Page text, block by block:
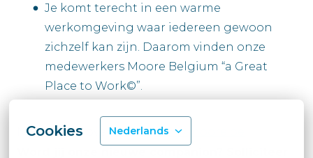
Cookies Nederlands
Je komt terecht in een warme
werkomgeving waar iedereen gewoon
zichzelf kan zijn. Daarom vinden onze
medewerkers Moore Belgium “a Great
Place to Work©”.
Nog Moore over ons opwww.moore.be